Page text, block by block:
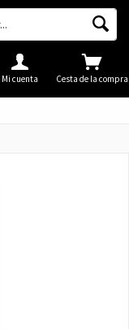
Cesta de la compra
Mi cuenta